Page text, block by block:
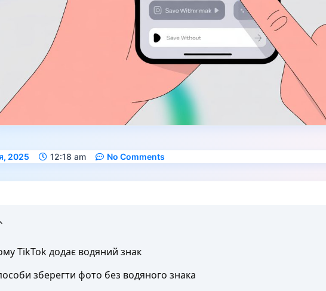
2025 12:18 am No Comments
TikTok додає водяний знак
зберегти фото без водяного знака